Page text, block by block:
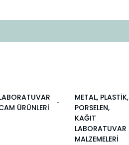
ÜRÜNLERİ
METAL, PLASTİK,
PORSELEN,
KAĞIT
LABORATUVAR
MALZEMELERİ